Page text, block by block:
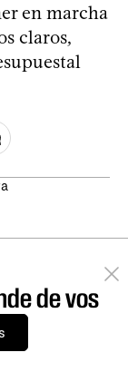
en marcha
claros,
de vos